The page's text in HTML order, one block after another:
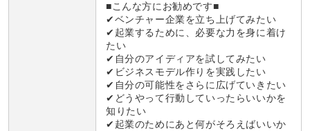
■こんな方にお勧めです■
✔ベンチャー企業を立ち上げてみたい
✔起業するために、必要な力を身に着け
たい
✔自分のアイディアを試してみたい
✔ビジネスモデル作りを実践したい
✔自分の可能性をさらに広げていきたい
✔どうやって行動していったらいいかを
知りたい
✔起業のためにあと何がそろえばいいか